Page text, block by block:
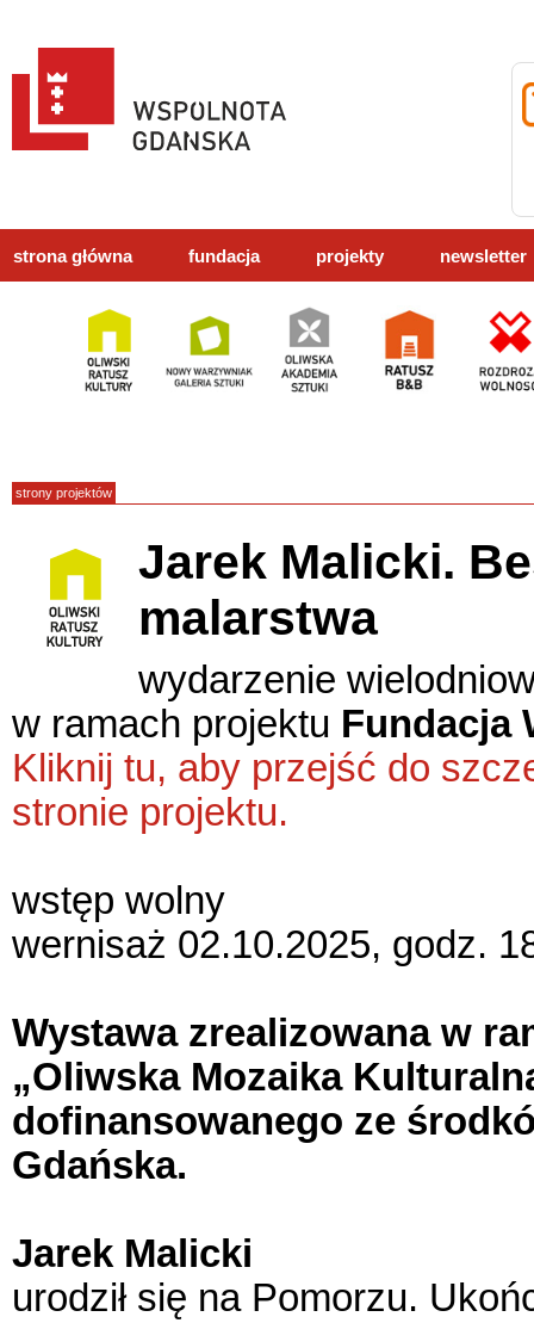
strona główna fundacja projekty newsletter
strony projektów
Jarek Malicki.
malarstwa
wydarzenie
w ramach projektu Fundacja
Kliknij tu, aby przejść do
stronie projektu.
wstęp wolny
wernisaż 02.10.2025, godz.
Wystawa zrealizowana w
„Oliwska Mozaika
dofinansowanego ze
Gdańska.
Jarek Malicki
urodził się na Pomorzu.